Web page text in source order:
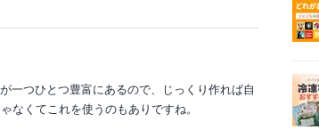
一つひとつ豊富にあるので、じっくり作れば自
なくてこれを使うのもありですね。